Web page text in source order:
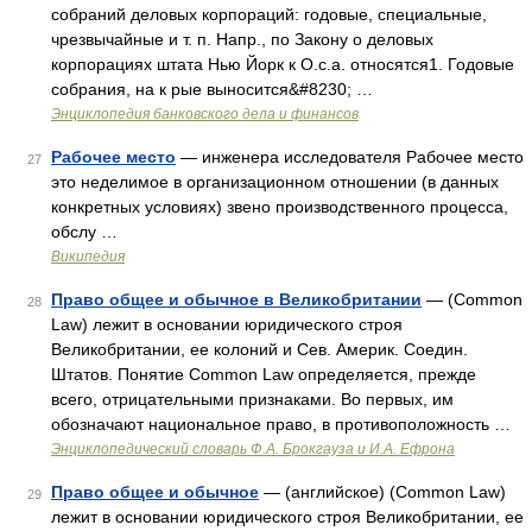
собраний деловых корпораций: годовые, специальные,
чрезвычайные и т. п. Напр., по Закону о деловых
корпорациях штата Нью Йорк к О.с.а. относятся1. Годовые
собрания, на к рые выносится&#8230; …
Энциклопедия банковского дела и финансов
27 Рабочее место — инженера исследователя Рабочее место
это неделимое в организационном отношении (в данных
конкретных условиях) звено производственного процесса,
обслу …
Википедия
28 Право общее и обычное в Великобритании — (Common
Law) лежит в основании юридического строя
Великобритании, ее колоний и Сев. Америк. Соедин.
Штатов. Понятие Common Law определяется, прежде
всего, отрицательными признаками. Во первых, им
обозначают национальное право, в противоположность …
Энциклопедический словарь Ф.А. Брокгауза и И.А. Ефрона
29 Право общее и обычное — (английское) (Common Law)
лежит в основании юридического строя Великобритании, ее